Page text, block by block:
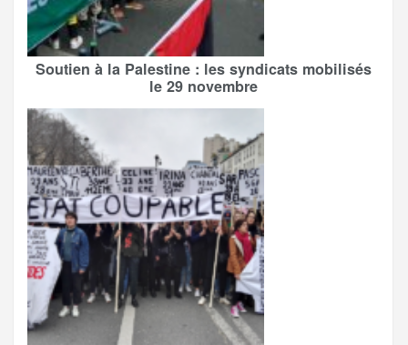
Soutien à la Palestine : les syndicats mobilisés
le 29 novembre